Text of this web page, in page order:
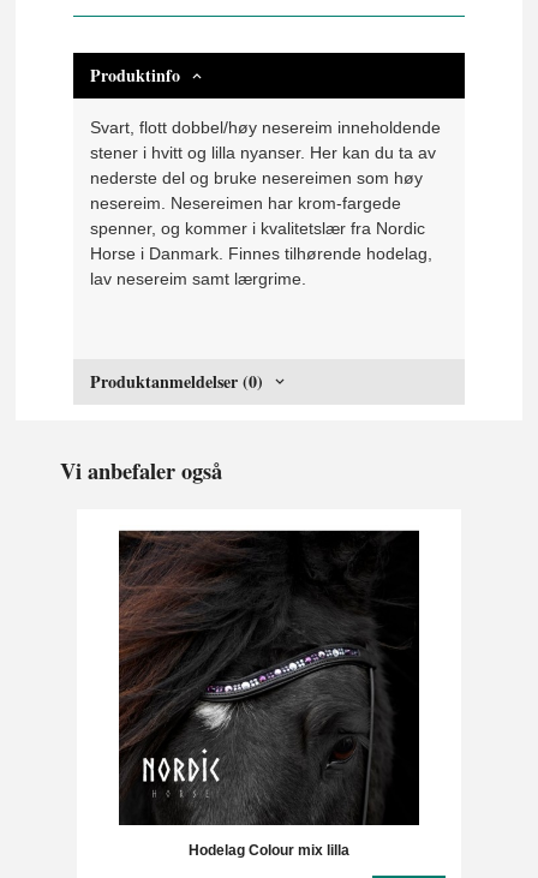
Produktinfo
Svart, flott dobbel/høy nesereim inneholdende
stener i hvitt og lilla nyanser. Her kan du ta av
nederste del og bruke nesereimen som høy
nesereim. Nesereimen har krom-fargede
spenner, og kommer i kvalitetslær fra Nordic
Horse i Danmark. Finnes tilhørende hodelag,
lav nesereim samt lærgrime.
Produktanmeldelser (0)
Vi anbefaler også
Hodelag Colour mix lilla